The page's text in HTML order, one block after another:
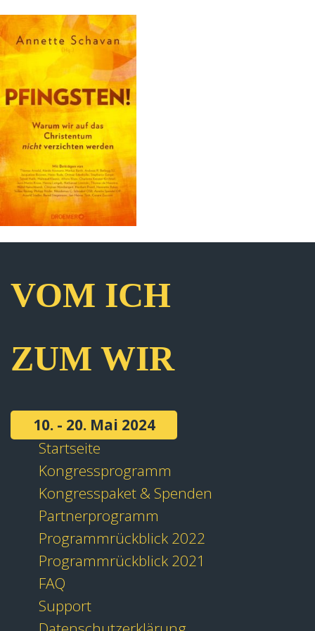
VOM ICH
ZUM WIR
10. - 20. Mai 2024
Startseite
Kongressprogramm
Kongresspaket & Spenden
Partnerprogramm
Programmrückblick 2022
Programmrückblick 2021
FAQ
Support